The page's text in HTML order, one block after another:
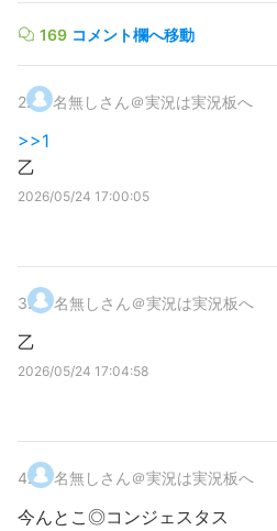
169 コメント欄へ移動
2. 名無しさん＠実況は実況板へ
>>1
乙
2026/05/24 17:00:05
3. 名無しさん＠実況は実況板へ
乙
2026/05/24 17:04:58
4. 名無しさん＠実況は実況板へ
今んとこ◎コンジェスタス